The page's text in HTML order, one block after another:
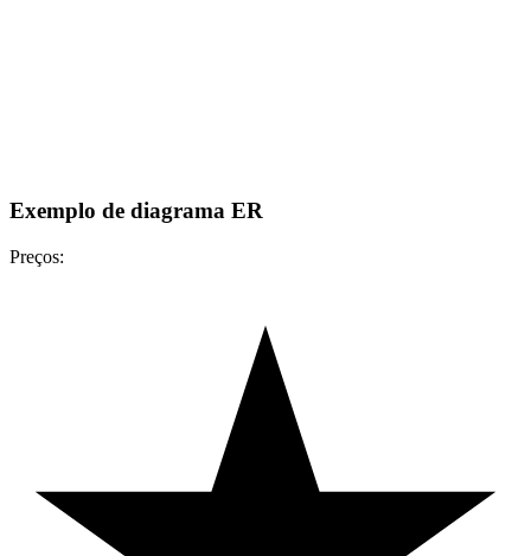
Exemplo de diagrama ER
Preços: